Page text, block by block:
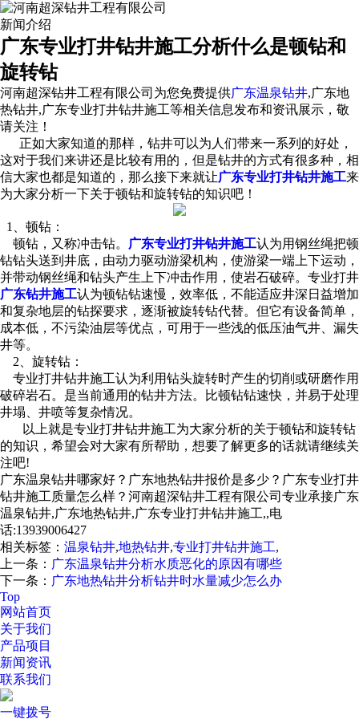
新闻介绍
广东专业打井钻井施工分析什么是顿钻和
旋转钻
河南超深钻井工程有限公司为您免费提供广东温泉钻井,广东地
热钻井,广东专业打井钻井施工等相关信息发布和资讯展示，敬
请关注！
正如大家知道的那样，钻井可以为人们带来一系列的好处，
这对于我们来讲还是比较有用的，但是钻井的方式有很多种，相
信大家也都是知道的，那么接下来就让广东专业打井钻井施工来
为大家分析一下关于顿钻和旋转钻的知识吧！
1、顿钻：
顿钻，又称冲击钻。
广东专业打井钻井施工认为用钢丝绳把顿
钻钻头送到井底，由动力驱动游梁机构，使游梁一端上下运动，
并带动钢丝绳和钻头产生上下冲击作用，使岩石破碎。专业打井
广东钻井施工认为顿钻钻速慢，效率低，不能适应井深日益增加
和复杂地层的钻探要求，逐渐被旋转钻代替。但它有设备简单，
成本低，不污染油层等优点，可用于一些浅的低压油气井、漏失
井等。
2、旋转钻：
专业打井钻井施工认为利用钻头旋转时产生的切削或研磨作用
破碎岩石。是当前通用的钻井方法。比顿钻钻速快，并易于处理
井塌、井喷等复杂情况。
以上就是专业打井钻井施工为大家分析的关于顿钻和旋转钻
的知识，希望会对大家有所帮助，想要了解更多的话就请继续关
注吧!
广东温泉钻井哪家好？广东地热钻井报价是多少？广东专业打井
钻井施工质量怎么样？河南超深钻井工程有限公司专业承接广东
温泉钻井,广东地热钻井,广东专业打井钻井施工,,电
话:13939006427
相关标签： 温泉钻井,地热钻井,专业打井钻井施工,
上一条： 广东温泉钻井分析水质恶化的原因有哪些
下一条： 广东地热钻井分析钻井时水量减少怎么办
Top
网站首页
关于我们
产品项目
新闻资讯
联系我们
一键拨号